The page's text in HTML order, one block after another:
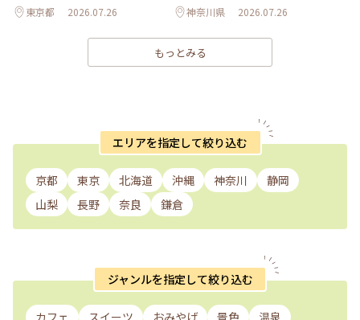
東京都 2026.07.26 神奈川県 2026.07.26
もっとみる
エリアを指定して絞り込む
京都 東京 北海道 沖縄 神奈川
静岡
山梨
長野 奈良 鎌倉
ジャンルを指定して絞り込む